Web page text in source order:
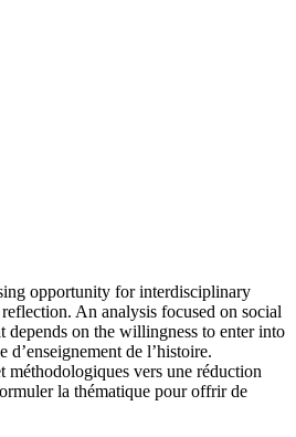
opportunity for interdisciplinary
An analysis focused on social
on the willingness to enter into
de l’histoire.
méthodologiques vers une réduction
la thématique pour offrir de